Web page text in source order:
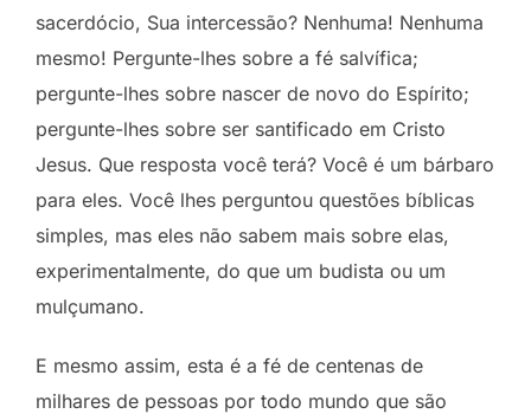
sacerdócio, Sua intercessão? Nenhuma! Nenhuma
mesmo! Pergunte-lhes sobre a fé salvífica;
pergunte-lhes sobre nascer de novo do Espírito;
pergunte-lhes sobre ser santificado em Cristo
Jesus. Que resposta você terá? Você é um bárbaro
para eles. Você lhes perguntou questões bíblicas
simples, mas eles não sabem mais sobre elas,
experimentalmente, do que um budista ou um
mulçumano.
E mesmo assim, esta é a fé de centenas de
milhares de pessoas por todo mundo que são